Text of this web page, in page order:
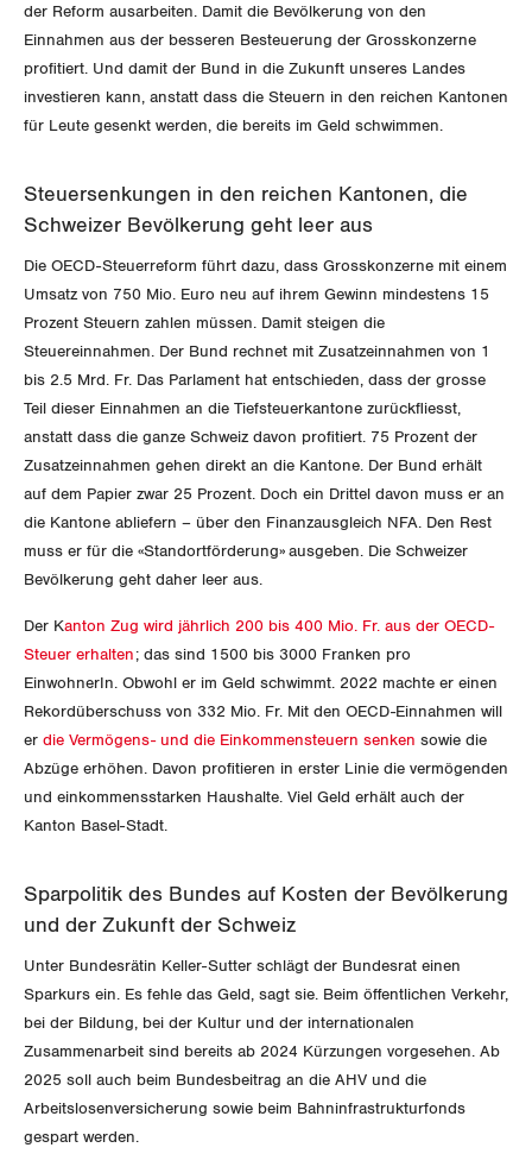
Graubünden
Jura
Nidwalden
Obwalden
Schaffhausen
Schwyz
St. Gallen-Appenzell
Solothurn
Thurgau
Uri
Waadt
Wallis
Zürich
der Reform ausarbeiten. Damit die Bevölkerung von den
Einnahmen aus der besseren Besteuerung der Grosskonzerne
profitiert. Und damit der Bund in die Zukunft unseres Landes
investieren kann, anstatt dass die Steuern in den reichen Kantonen
für Leute gesenkt werden, die bereits im Geld schwimmen.
Steuersenkungen in den reichen Kantonen, die
Schweizer Bevölkerung geht leer aus
Die OECD-Steuerreform führt dazu, dass Grosskonzerne mit einem
Umsatz von 750 Mio. Euro neu auf ihrem Gewinn mindestens 15
Prozent Steuern zahlen müssen. Damit steigen die
Steuereinnahmen. Der Bund rechnet mit Zusatzeinnahmen von 1
bis 2.5 Mrd. Fr. Das Parlament hat entschieden, dass der grosse
Teil dieser Einnahmen an die Tiefsteuerkantone zurückfliesst,
anstatt dass die ganze Schweiz davon profitiert. 75 Prozent der
Zusatzeinnahmen gehen direkt an die Kantone. Der Bund erhält
auf dem Papier zwar 25 Prozent. Doch ein Drittel davon muss er an
die Kantone abliefern – über den Finanzausgleich NFA. Den Rest
muss er für die «Standortförderung» ausgeben. Die Schweizer
Bevölkerung geht daher leer aus.
Der Kanton Zug wird jährlich 200 bis 400 Mio. Fr. aus der OECD-
Steuer erhalten ; das sind 1500 bis 3000 Franken pro
EinwohnerIn. Obwohl er im Geld schwimmt. 2022 machte er einen
Rekordüberschuss von 332 Mio. Fr. Mit den OECD-Einnahmen will
er die Vermögens- und die Einkommensteuern senken sowie die
Abzüge erhöhen. Davon profitieren in erster Linie die vermögenden
und einkommensstarken Haushalte. Viel Geld erhält auch der
Kanton Basel-Stadt.
Sparpolitik des Bundes auf Kosten der Bevölkerung
und der Zukunft der Schweiz
Unter Bundesrätin Keller-Sutter schlägt der Bundesrat einen
Sparkurs ein. Es fehle das Geld, sagt sie. Beim öffentlichen Verkehr,
bei der Bildung, bei der Kultur und der internationalen
Zusammenarbeit sind bereits ab 2024 Kürzungen vorgesehen. Ab
2025 soll auch beim Bundesbeitrag an die AHV und die
Arbeitslosenversicherung sowie beim Bahninfrastrukturfonds
gespart werden.